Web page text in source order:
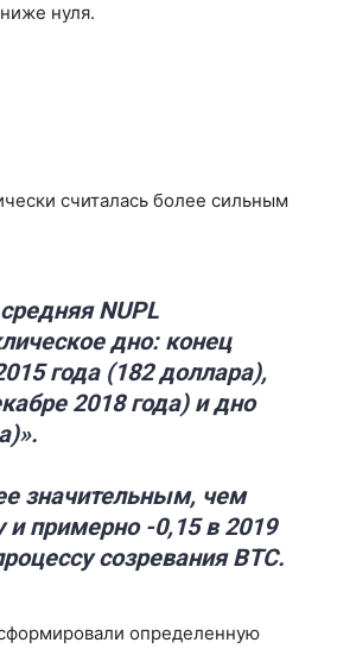
нуля.
считалась более сильным
NUPL
дно: конец
года (182 доллара),
2018 года) и дно
значительным, чем
примерно -0,15 в 2019
созревания BTC.
определенную